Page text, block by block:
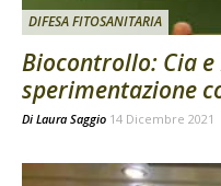
DIFESA FITOSANITARIA
Biocontrollo: Cia
sperimentazione
Di Laura Saggio 14 Dicembre 2021